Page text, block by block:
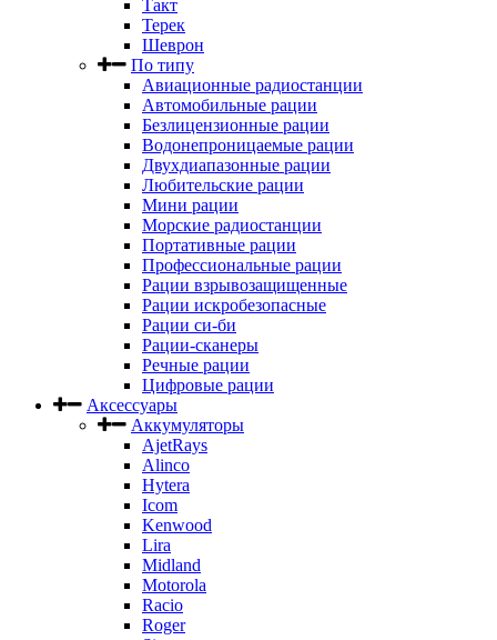
Такт
Терек
Шеврон
По типу
Авиационные радиостанции
Автомобильные рации
Безлицензионные рации
Водонепроницаемые рации
Двухдиапазонные рации
Любительские рации
Мини рации
Морские радиостанции
Портативные рации
Профессиональные рации
Рации взрывозащищенные
Рации искробезопасные
Рации си-би
Рации-сканеры
Речные рации
Цифровые рации
Аксессуары
Аккумуляторы
AjetRays
Alinco
Hytera
Icom
Kenwood
Lira
Midland
Motorola
Racio
Roger